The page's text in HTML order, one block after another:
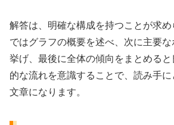
解答は、明確な構成を持つことが求
ではグラフの概要を述べ、次に主要
挙げ、最後に全体の傾向をまとめる
的な流れを意識することで、読み手
文章になります。